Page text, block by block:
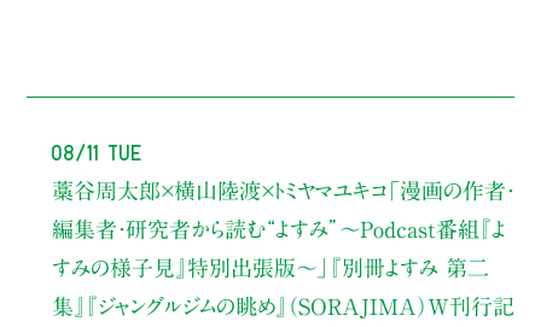
08/11 Tue
藁谷周太郎×横山陸渡×トミヤマユキコ「漫画の作者・
編集者・研究者から読む“よすみ” 〜Podcast番組『よ
すみの様子見』特別出張版〜」
『別冊よすみ 第二
集』『ジャングルジムの眺め』（SORAJIMA）W刊行記